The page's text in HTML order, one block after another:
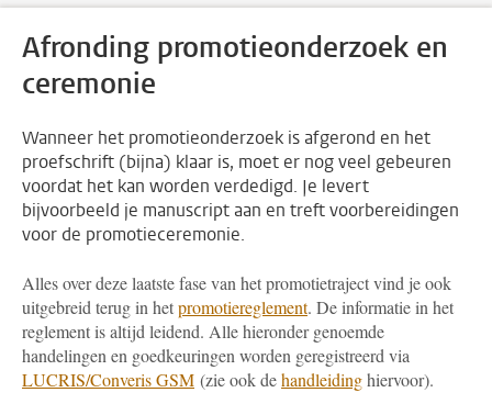
Afronding promotieonderzoek en
ceremonie
Wanneer het promotieonderzoek is afgerond en het
proefschrift (bijna) klaar is, moet er nog veel gebeuren
voordat het kan worden verdedigd. Je levert
bijvoorbeeld je manuscript aan en treft voorbereidingen
voor de promotieceremonie.
Alles over deze laatste fase van het promotietraject vind je ook
uitgebreid terug in hetpromotiereglement. De informatie in het
reglement is altijd leidend. Alle hieronder genoemde
handelingen en goedkeuringen worden geregistreerd via
LUCRIS/Converis GSM (zie ook dehandleidinghiervoor).